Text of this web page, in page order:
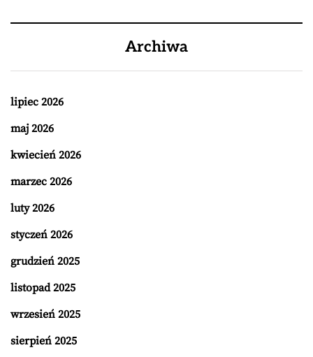
Archiwa
lipiec 2026
maj 2026
kwiecień 2026
marzec 2026
luty 2026
styczeń 2026
grudzień 2025
listopad 2025
wrzesień 2025
sierpień 2025